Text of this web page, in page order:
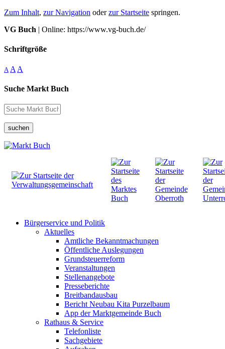
Zum Inhalt, zur Navigation oderzur Startseite springen.
VG Buch | Online: https://www.vg-buch.de/
Schriftgröße
A A A
Suche Markt Buch
suchen
Bürgerservice und Politik
Aktuelles
Amtliche Bekanntmachungen
Öffentliche Auslegungen
Grundsteuerreform
Veranstaltungen
Stellenangebote
Presseberichte
Breitbandausbau
Bericht Neubau Kita Purzelbaum
App der Marktgemeinde Buch
Rathaus & Service
Telefonliste
Sachgebiete